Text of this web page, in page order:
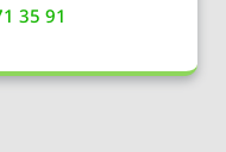
35 91